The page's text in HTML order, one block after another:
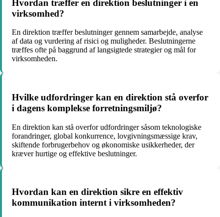
Hvordan træffer en direktion beslutninger i en
virksomhed?
En direktion træffer beslutninger gennem samarbejde, analyse
af data og vurdering af risici og muligheder. Beslutningerne
træffes ofte på baggrund af langsigtede strategier og mål for
virksomheden.
Hvilke udfordringer kan en direktion stå overfor
i dagens komplekse forretningsmiljø?
En direktion kan stå overfor udfordringer såsom teknologiske
forandringer, global konkurrence, lovgivningsmæssige krav,
skiftende forbrugerbehov og økonomiske usikkerheder, der
kræver hurtige og effektive beslutninger.
Hvordan kan en direktion sikre en effektiv
kommunikation internt i virksomheden?